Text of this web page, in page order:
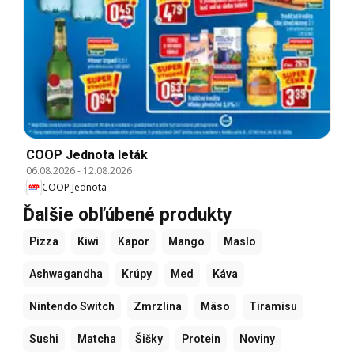
COOP Jednota leták
06.08.2026- 12.08.2026
COOP Jednota
Ďalšie obľúbené produkty
Pizza Kiwi Kapor Mango Maslo
Ashwagandha Krúpy Med Káva
Nintendo Switch Zmrzlina Mäso Tiramisu
Sushi Matcha Šišky Protein Noviny